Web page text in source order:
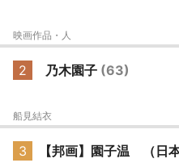
映画作品・人
2 乃木園子 (63)
船見結衣
3 【邦画】園子温 （日